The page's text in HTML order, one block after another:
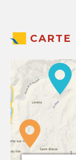
CARTE